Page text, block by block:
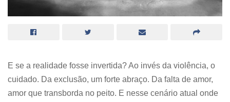
E se a realidade fosse invertida? Ao invés da violência, o
cuidado. Da exclusão, um forte abraço. Da falta de amor,
amor que transborda no peito. E nesse cenário atual onde